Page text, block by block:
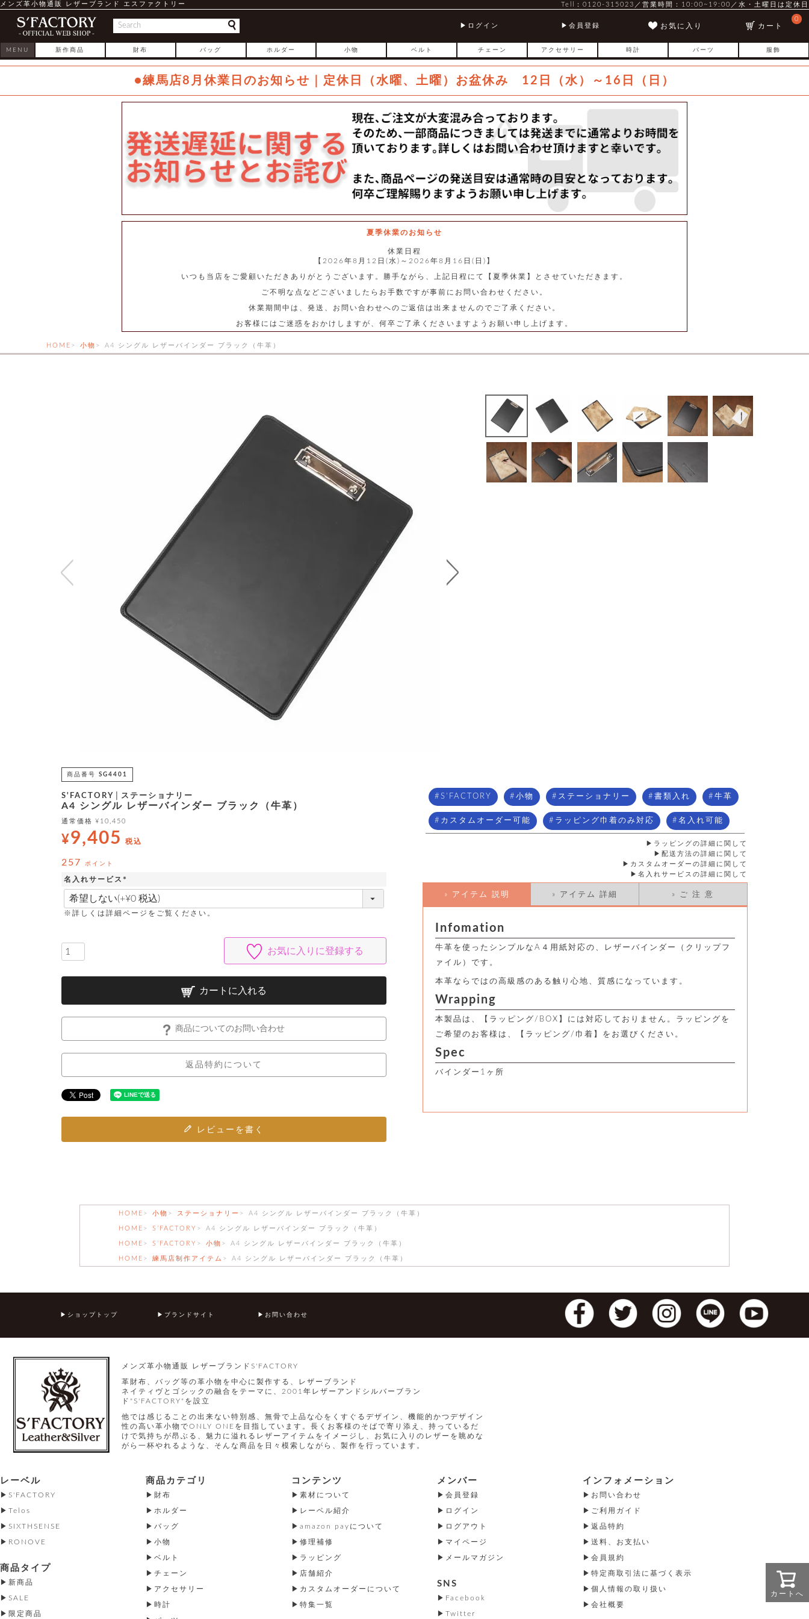
メンズ革小物通販 レザーブランド エスファクトリー Tell：0120-315023／営業時間：10:00~19:00／水・土曜日は定休日
ログイン 会員登録 お気に入り
0
カート
MENU 新作商品 財布 バッグ ホルダー 小物 ベルト チェーン アクセサリー 時計 パーツ 服飾
●練馬店8月休業日のお知らせ｜定休日（水曜、土曜）お盆休み 12日（水）～16日（日）
夏季休業のお知らせ
休業日程
【2026年8月12日(水)～2026年8月16日(日)】
いつも当店をご愛顧いただきありがとうございます。勝手ながら、上記日程にて【夏季休業】とさせていただきます。
ご不明な点などございましたらお手数ですが事前にお問い合わせください。
休業期間中は、発送、お問い合わせへのご返信は出来ませんのでご了承ください。
お客様にはご迷惑をおかけしますが、何卒ご了承くださいますようお願い申し上げます。
HOME 小物 A4 シングル レザーバインダー ブラック（牛革）
商品番号 SG4401
S'FACTORY│ステーショナリー
A4 シングル レザーバインダー ブラック（牛革）
通常価格 ¥ 10,450
¥9,405 税込
257 ポイント
名入れサービス
(
必
須
※詳しくは詳細ページをご覧ください。
お気に入りに登録する
カートに入れる
商品についてのお問い合わせ
返品特約について
レビューを書く
S'FACTORY 小物 ステーショナリー 書類入れ 牛革
カスタムオーダー可能 ラッピング巾着のみ対応 名入れ可能
ラッピングの詳細に関して
配送方法の詳細に関して
カスタムオーダーの詳細に関して
名入れサービスの詳細に関して
» アイテム 説明 » アイテム 詳細 » ご 注 意
Infomation
牛革を使ったシンプルなA４用紙対応の、レザーバインダー（クリップフ
ァイル）です。
本革ならではの高級感のある触り心地、質感になっています。
Wrapping
本製品は、【ラッピング/BOX】には対応しておりません。ラッピングを
ご希望のお客様は、【ラッピング/巾着】をお選びください。
Spec
バインダー1ヶ所
HOME 小物 ステーショナリー A4 シングル レザーバインダー ブラック（牛革）
HOME S’FACTORY A4 シングル レザーバインダー ブラック（牛革）
HOME S’FACTORY 小物 A4 シングル レザーバインダー ブラック（牛革）
HOME 練馬店制作アイテム A4 シングル レザーバインダー ブラック（牛革）
カートへ
ショップトップ ブランドサイト お問い合わせ
メンズ革小物通販 レザーブランドS'FACTORY
革財布、バッグ等の革小物を中心に製作する、レザーブランド
ネイティヴとゴシックの融合をテーマに、2001年レザーアンドシルバーブラン
ド"S'FACTORY"を設立
他では感じることの出来ない特別感、無骨で上品な心をくすぐるデザイン、機能的かつデザイン
性の高い革小物でONLY ONEを目指しています。長くお客様のそばで寄り添え、持っているだ
けで気持ちが昂ぶる、魅力に溢れるレザーアイテムをイメージし、お気に入りのレザーを眺めな
がら一杯やれるような、そんな商品を日々模索しながら、製作を行っています。
レーベル
S'FACTORY
Telos
SIXTHSENSE
RONOVE
商品タイプ
新商品
SALE
限定商品
商品カテゴリ
財布
ホルダー
バッグ
小物
ベルト
チェーン
アクセサリー
時計
コンテンツ
素材について
レーベル紹介
amazon payについて
修理補修
ラッピング
店舗紹介
カスタムオーダーについて
特集一覧
メンバー
会員登録
ログイン
ログアウト
マイページ
メールマガジン
SNS
Facebook
Twitter
インフォメーション
お問い合わせ
ご利用ガイド
返品特約
送料、お支払い
会員規約
特定商取引法に基づく表示
個人情報の取り扱い
会社概要